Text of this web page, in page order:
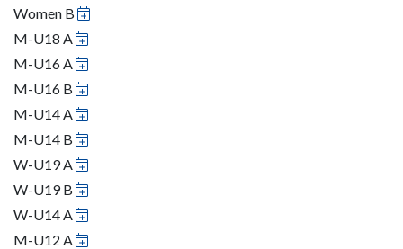
Women B
M-U18 A
M-U16 A
M-U16 B
M-U14 A
M-U14 B
W-U19 A
W-U19 B
W-U14 A
M-U12 A